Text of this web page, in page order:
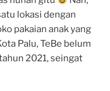
lokasi dengan
pakaian anak yang
Palu, TeBe belum
2021, seingat